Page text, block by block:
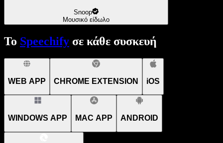
Snoop
Μουσικό είδωλο
Το Speechify σε κάθε συσκευή
WEB APP CHROME EXTENSION iOS
WINDOWS APP MAC APP ANDROID